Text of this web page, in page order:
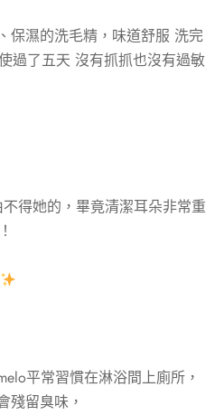
保濕的洗毛精，味道舒服 洗完
過了五天 沒有抓抓也沒有過敏
得她的，畢竟清潔耳朵非常重
平常習慣在淋浴間上廁所，
殘留臭味，